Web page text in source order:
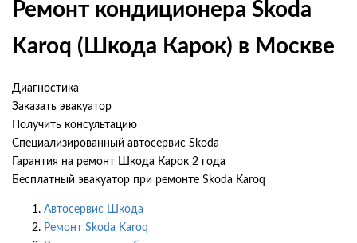
Ремонт кондиционера Skoda
Karoq (Шкода Карок) в Москве
Диагностика
Заказать эвакуатор
Получить консультацию
Специализированный автосервис Skoda
Гарантия на ремонт Шкода Карок 2 года
Бесплатный эвакуатор при ремонте Skoda Karoq
Автосервис Шкода
Ремонт Skoda Karoq